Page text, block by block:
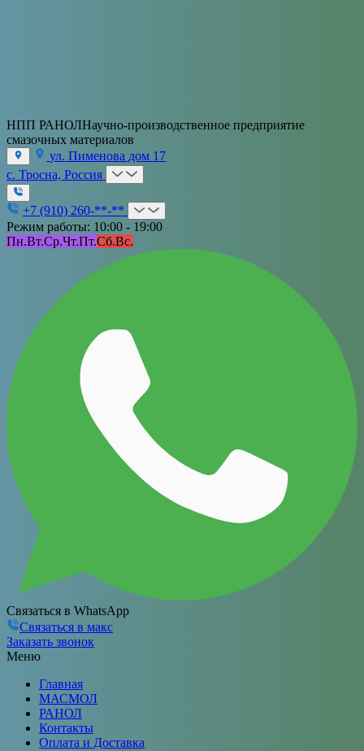
НПП РАНОЛНаучно-производственное предприятие
смазочных материалов
ул. Пименова дом 17
с. Тросна, Россия
+7 (910) 260-**-**
Режим работы: 10:00 - 19:00
Пн.Вт.Ср.Чт.Пт.Сб.Вс.
Связаться в WhatsApp
Связаться в макс
Заказать звонок
Меню
Главная
МАСМОЛ
РАНОЛ
Контакты
Оплата и Доставка